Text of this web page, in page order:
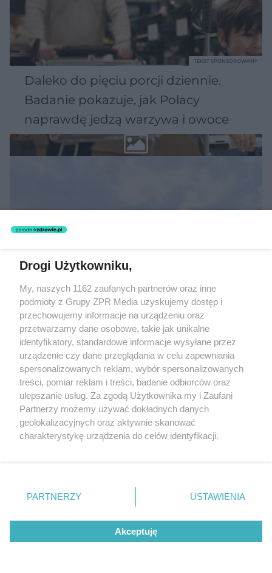
Daleko do pięciu porcji dziennie.
Badanie pokazuje, jak Polacy
naprawdę jedzą warzywa i owoce
TEKST SPONSOROWANY
Beninca. Najszybsza, bezpieczna i
nowoczesna automatyka do bram
MATERIAŁ SPONSOROWANY
Drogi Użytkowniku,
My, naszych 1162 zaufanych partnerów oraz inne
podmioty z Grupy ZPR Media uzyskujemy dostęp i
przechowujemy informacje na urządzeniu oraz
przetwarzamy dane osobowe, takie jak unikalne
identyfikatory, standardowe informacje wysyłane przez
urządzenie czy dane przeglądania w celu zapewniania
spersonalizowanych reklam, wybór spersonalizowanych
treści, pomiar reklam i treści, badanie odbiorców oraz
ulepszanie usług. Za zgodą Użytkownika my i Zaufani
Partnerzy możemy używać dokładnych danych
geolokalizacyjnych oraz aktywnie skanować
charakterystykę urządzenia do celów identyfikacji.
zmienić/wycofać klikając przycisk ustawień prywatności
znajdujący się w lewym dolnym rogu strony
rodzaje przetwarzania danych nie wymagają zgody
użytkownika, ale masz prawo sprzeciwić się takiemu
przetwarzaniu. Preferencje będą miały zastosowanie tylko
PARTNERZY USTAWIENIA
Akceptuję